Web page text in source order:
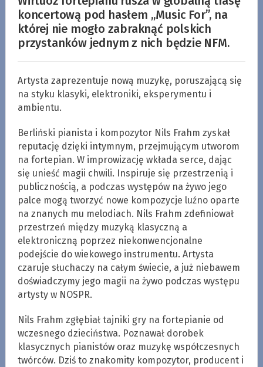
koncertową pod hasłem „Music For”, na
której nie mogło zabraknąć polskich
przystanków jednym z nich będzie NFM.
Artysta zaprezentuje nową muzykę, poruszającą się
na styku klasyki, elektroniki, eksperymentu i
ambientu.
Berliński pianista i kompozytor Nils Frahm zyskał
reputację dzięki intymnym, przejmującym utworom
na fortepian. W improwizację wkłada serce, dając
się unieść magii chwili. Inspiruje się przestrzenią i
publicznością, a podczas występów na żywo jego
palce mogą tworzyć nowe kompozycje luźno oparte
na znanych mu melodiach. Nils Frahm zdefiniował
przestrzeń między muzyką klasyczną a
elektroniczną poprzez niekonwencjonalne
podejście do wiekowego instrumentu. Artysta
czaruje słuchaczy na całym świecie, a już niebawem
doświadczymy jego magii na żywo podczas występu
artysty w NOSPR.
Nils Frahm zgłębiał tajniki gry na fortepianie od
wczesnego dzieciństwa. Poznawał dorobek
klasycznych pianistów oraz muzykę współczesnych
twórców. Dziś to znakomity kompozytor, producent i